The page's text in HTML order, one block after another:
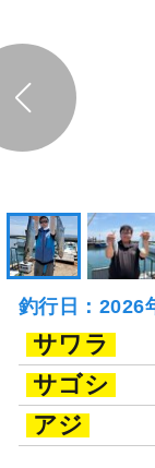
釣行日：2026
サワラ
サゴシ
アジ